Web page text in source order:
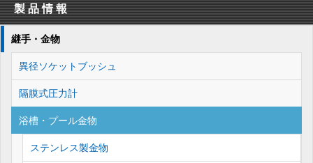
製品情報
継手・金物
異径ソケットブッシュ
隔膜式圧力計
浴槽・プール金物
ステンレス製金物